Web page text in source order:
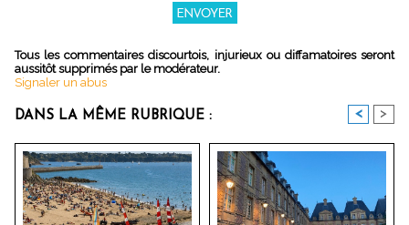
Tous les commentaires discourtois, injurieux ou diffamatoires seront
aussitôt supprimés par le modérateur.
Signaler un abus
DANS LA MÊME RUBRIQUE : < >